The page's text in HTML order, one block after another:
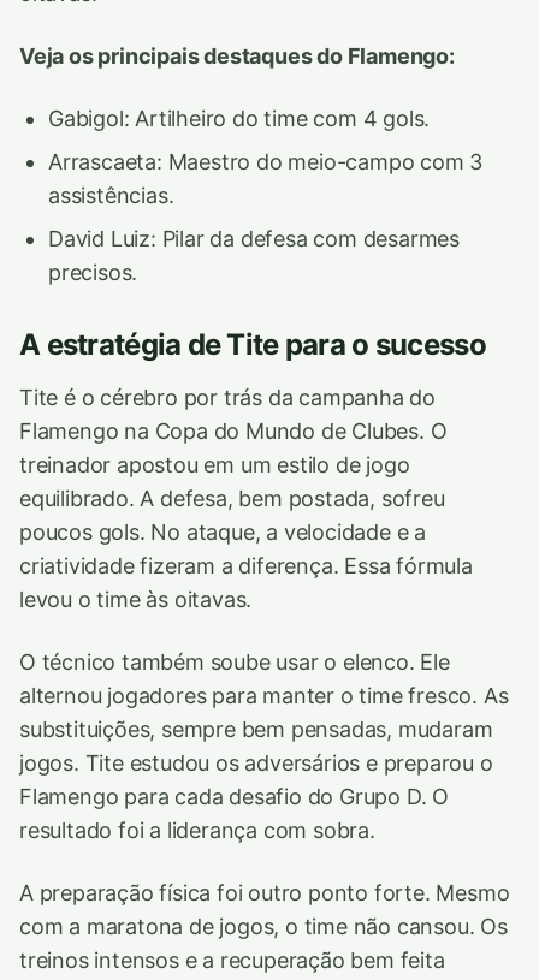
Veja os principais destaques do Flamengo:
Gabigol: Artilheiro do time com 4 gols.
Arrascaeta: Maestro do meio-campo com 3
assistências.
David Luiz: Pilar da defesa com desarmes
precisos.
A estratégia de Tite para o sucesso
Tite é o cérebro por trás da campanha do
Flamengo na Copa do Mundo de Clubes. O
treinador apostou em um estilo de jogo
equilibrado. A defesa, bem postada, sofreu
poucos gols. No ataque, a velocidade e a
criatividade fizeram a diferença. Essa fórmula
levou o time às oitavas.
O técnico também soube usar o elenco. Ele
alternou jogadores para manter o time fresco. As
substituições, sempre bem pensadas, mudaram
jogos. Tite estudou os adversários e preparou o
Flamengo para cada desafio do Grupo D. O
resultado foi a liderança com sobra.
A preparação física foi outro ponto forte. Mesmo
com a maratona de jogos, o time não cansou. Os
treinos intensos e a recuperação bem feita